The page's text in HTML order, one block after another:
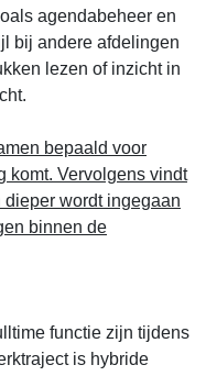
agendabeheer en
bij andere afdelingen
lezen of inzicht in
bepaald voor
komt. Vervolgens vindt
wordt ingegaan
binnen de
functie zijn tijdens
is hybride